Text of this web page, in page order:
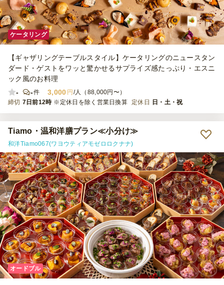
ケータリング
【ギャザリングテーブルスタイル】ケータリングのニュースタン
ダード・ゲストをワッと驚かせるサプライズ感たっぷり・エスニ
ック風のお料理
-
-件 3,000 円 /人（88,000円〜）
締切 7日前12時 ※定休日を除く営業日換算 定休日 日・土・祝
Tiamo・温和洋膳プラン≪小分け≫
和洋Tiamo067(ワヨウティアモゼロロクナナ)
オードブル